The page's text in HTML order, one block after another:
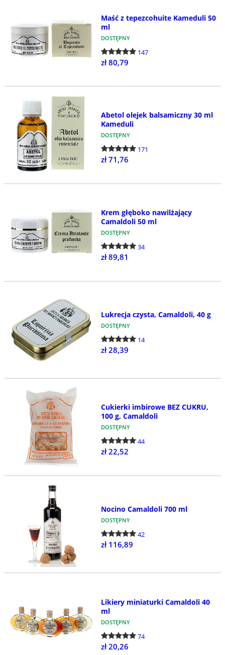
Maść z tepezcohuite Kameduli 50
ml
DOSTĘPNY
147
zł 80,79
Abetol olejek balsamiczny 30 ml
Kameduli
DOSTĘPNY
171
zł 71,76
Krem głęboko nawilżający
Camaldoli 50 ml
DOSTĘPNY
34
zł 89,81
Lukrecja czysta, Camaldoli, 40 g
DOSTĘPNY
14
zł 28,39
Cukierki imbirowe BEZ CUKRU,
100 g, Camaldoli
DOSTĘPNY
44
zł 22,52
Nocino Camaldoli 700 ml
DOSTĘPNY
42
zł 116,89
Likiery miniaturki Camaldoli 40
ml
DOSTĘPNY
74
zł 20,26